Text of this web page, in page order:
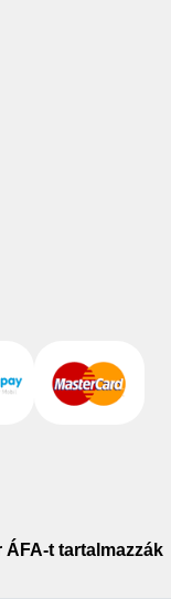
t tartalmazzák